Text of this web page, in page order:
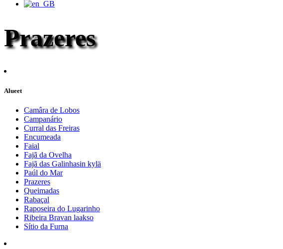
Prazeres
Alueet
Camâra de Lobos
Campanário
Curral das Freiras
Encumeada
Faial
Fajã da Ovelha
Fajã das Galinhasin kylä
Paúl do Mar
Prazeres
Queimadas
Rabaçal
Raposeira do Lugarinho
Ribeira Bravan laakso
Sítio da Furna